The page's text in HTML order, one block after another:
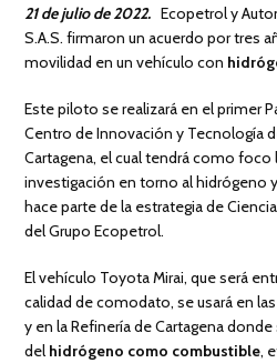
21 de julio de 2022. Ecopetrol y
S.A.S. firmaron un acuerdo por tres
movilidad en un vehículo con
Este piloto se realizará en el primer
Centro de Innovación y Tecnología
Cartagena, el cual tendrá como foco
investigación en torno al hidrógeno
hace parte de la estrategia de
del Grupo Ecopetrol.
El vehículo Toyota Mirai, que será
calidad de comodato, se usará en
y en la Refinería de Cartagena
del hidrógeno como combustible,